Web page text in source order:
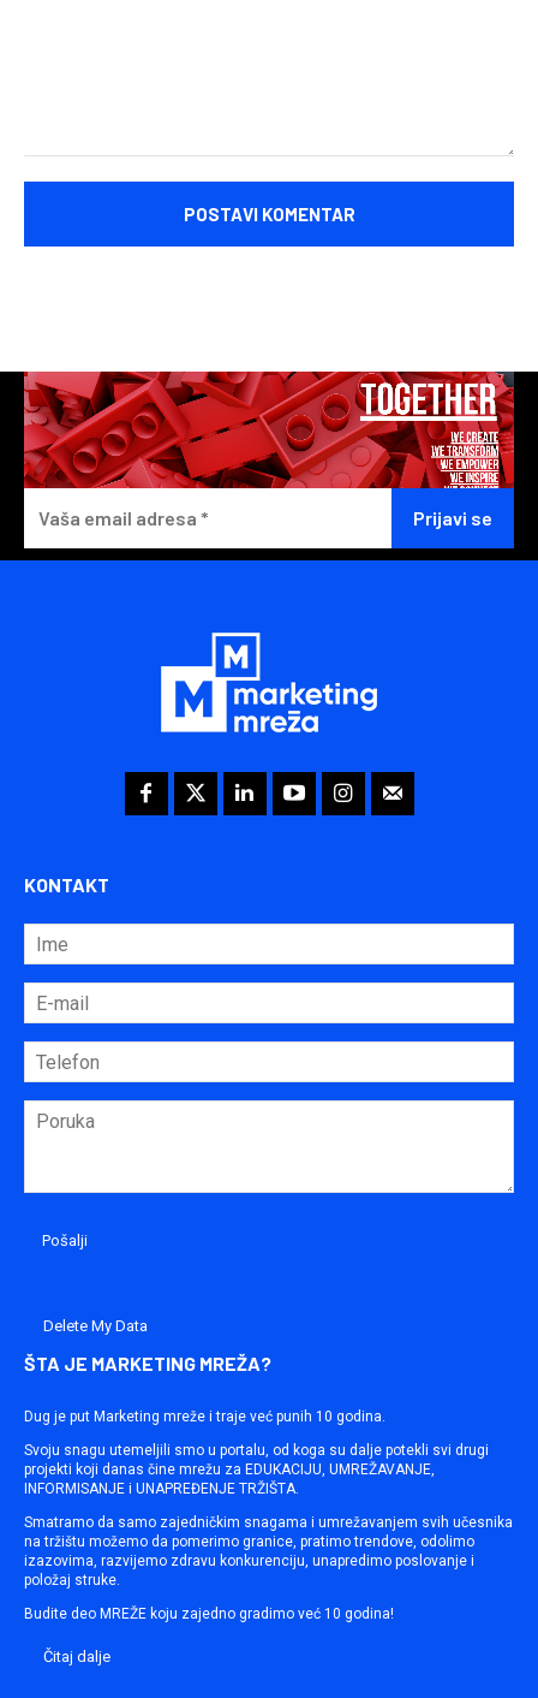
KONTAKT
Delete My Data
ŠTA JE MARKETING MREŽA?
Dug je put Marketing mreže i traje već punih 10 godina.
Svoju snagu utemeljili smo u portalu, od koga su dalje potekli svi drugi
projekti koji danas čine mrežu za EDUKACIJU, UMREŽAVANJE,
INFORMISANJE i UNAPREĐENJE TRŽIŠTA.
Smatramo da samo zajedničkim snagama i umrežavanjem svih učesnika
na tržištu možemo da pomerimo granice, pratimo trendove, odolimo
izazovima, razvijemo zdravu konkurenciju, unapredimo poslovanje i
položaj struke.
Budite deo MREŽE koju zajedno gradimo već 10 godina!
Čitaj dalje